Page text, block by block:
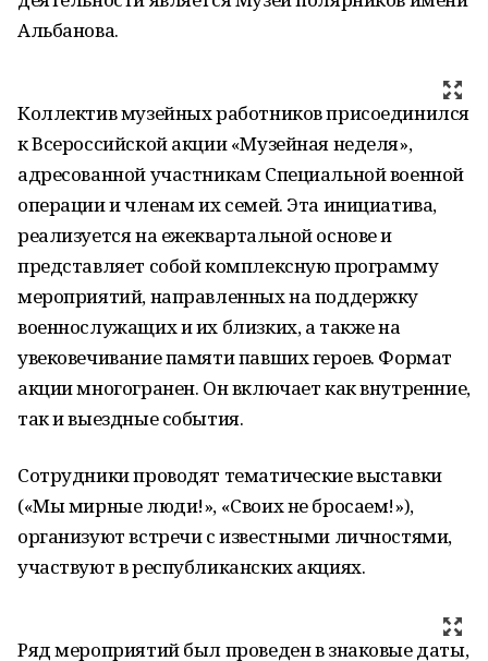
Альбанова.
Коллектив музейных работников присоединился
к Всероссийской акции «Музейная неделя»,
адресованной участникам Специальной военной
операции и членам их семей. Эта инициатива,
реализуется на ежеквартальной основе и
представляет собой комплексную программу
мероприятий, направленных на поддержку
военнослужащих и их близких, а также на
увековечивание памяти павших героев. Формат
акции многогранен. Он включает как внутренние,
так и выездные события.
Сотрудники проводят тематические выставки
(«Мы мирные люди!», «Своих не бросаем!»),
организуют встречи с известными личностями,
участвуют в республиканских акциях.
Ряд мероприятий был проведен в знаковые даты,